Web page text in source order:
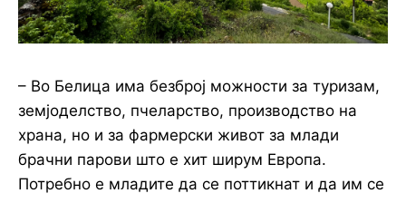
– Во Белица има безброј можности за туризам,
земјоделство, пчеларство, производство на
храна, но и за фармерски живот за млади
брачни парови што е хит ширум Европа.
Потребно е младите да се поттикнат и да им се